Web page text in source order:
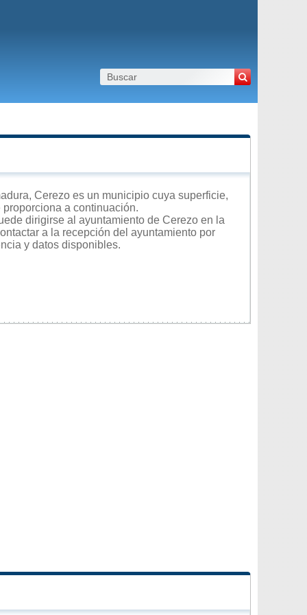
Cerezo es un municipio cuya superficie,
a continuación.
dirigirse al ayuntamiento de Cerezo en la
a la recepción del ayuntamiento por
y datos disponibles.